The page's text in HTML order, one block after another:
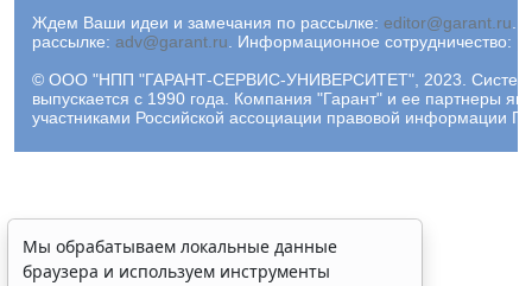
Ждем Ваши идеи и замечания по рассылке: editor@garant.ru
рассылке: adv@garant.ru Информационное сотрудничество:
© ООО "НПП "ГАРАНТ-СЕРВИС-УНИВЕРСИТЕТ", 2023.
выпускается с 1990 года. Компания "Гарант" и ее партнеры
участниками Российской ассоциации правовой информации
Мы обрабатываем локальные данные
браузера и используем инструменты